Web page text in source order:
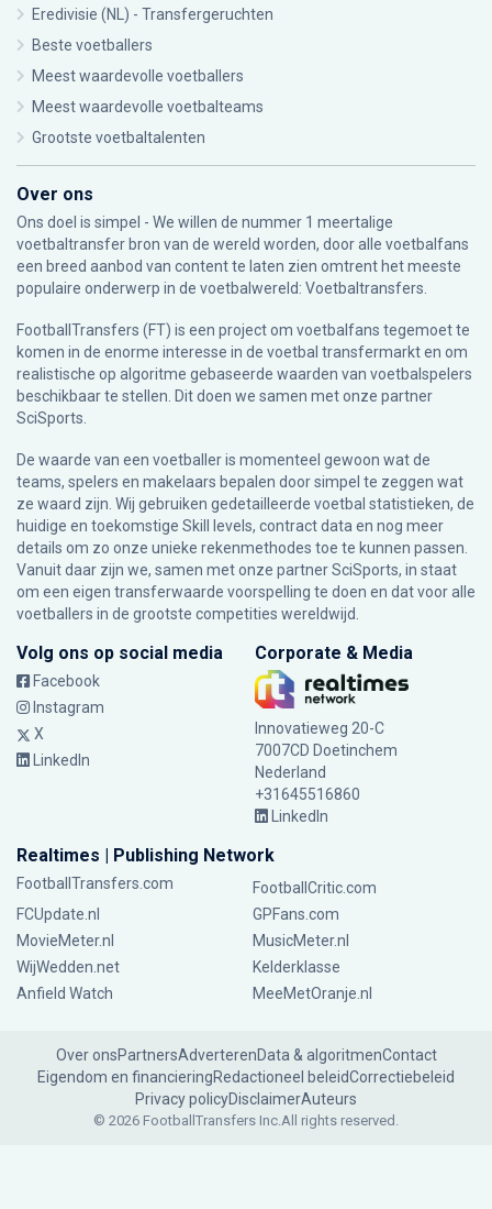
Eredivisie (NL) - Transfergeruchten
Beste voetballers
Meest waardevolle voetballers
Meest waardevolle voetbalteams
Grootste voetbaltalenten
Over ons
Ons doel is simpel - We willen de nummer 1 meertalige
voetbaltransfer bron van de wereld worden, door alle voetbalfans
een breed aanbod van content te laten zien omtrent het meeste
populaire onderwerp in de voetbalwereld: Voetbaltransfers.
FootballTransfers (FT) is een project om voetbalfans tegemoet te
komen in de enorme interesse in de voetbal transfermarkt en om
realistische op algoritme gebaseerde waarden van voetbalspelers
beschikbaar te stellen. Dit doen we samen met onze partner
SciSports
De waarde van een voetballer is momenteel gewoon wat de
teams, spelers en makelaars bepalen door simpel te zeggen wat
ze waard zijn. Wij gebruiken gedetailleerde voetbal statistieken, de
huidige en toekomstige Skill levels, contract data en nog meer
details om zo onze unieke rekenmethodes toe te kunnen passen.
Vanuit daar zijn we, samen met onze partner SciSports, in staat
om een eigen transferwaarde voorspelling te doen en dat voor alle
voetballers in de grootste competities wereldwijd.
Volg ons op social media
Facebook
Instagram
X
LinkedIn
Corporate & Media
Innovatieweg 20-C
7007CD Doetinchem
Nederland
+31645516860
LinkedIn
Realtimes | Publishing Network
FootballTransfers.com
FootballCritic.com
FCUpdate.nl
GPFans.com
MovieMeter.nl
MusicMeter.nl
WijWedden.net
Kelderklasse
Anfield Watch
MeeMetOranje.nl
Over onsPartnersAdverterenData & algoritmenContact
Eigendom en financieringRedactioneel beleidCorrectiebeleid
Privacy policyDisclaimerAuteurs
© 2026 FootballTransfers Inc.All rights reserved.